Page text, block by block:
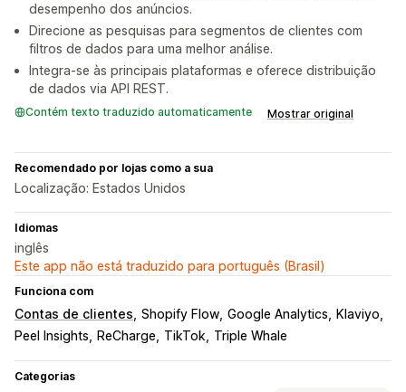
desempenho dos anúncios.
Direcione as pesquisas para segmentos de clientes com
filtros de dados para uma melhor análise.
Integra-se às principais plataformas e oferece distribuição
de dados via API REST.
Contém texto traduzido automaticamente Mostrar original
Recomendado por lojas como a sua
Localização: Estados Unidos
Idiomas
inglês
Este app não está traduzido para português (Brasil)
Funciona com
Contas de clientes Shopify Flow Google Analytics
Klaviyo
Peel Insights
ReCharge TikTok Triple Whale
Categorias